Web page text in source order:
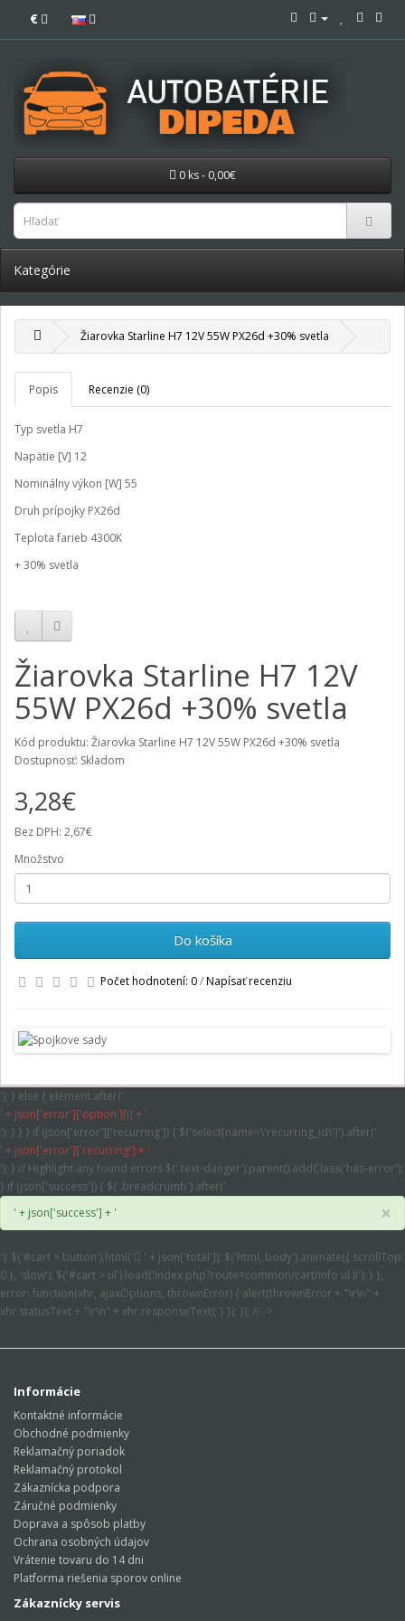
€
0 ks - 0,00€
Kategórie
Žiarovka Starline H7 12V 55W PX26d +30% svetla
Popis Recenzie (0)
Typ svetla H7
Napätie [V] 12
Nominálny výkon [W] 55
Druh prípojky PX26d
Teplota farieb 4300K
+ 30% svetla
Žiarovka Starline H7 12V
55W PX26d +30% svetla
Kód produktu: Žiarovka Starline H7 12V 55W PX26d +30% svetla
Dostupnosť: Skladom
3,28€
Bez DPH: 2,67€
Množstvo
Do košíka
Počet hodnotení: 0/Napísať recenziu
'); } else { element.after('
' + json['error']['option'][i] + '
'); } } } if (json['error']['recurring']) { $('select[name=\'recurring_id\']').after('
' + json['error']['recurring'] + '
'); } // Highlight any found errors $('.text-danger').parent().addClass('has-error');
} if (json['success']) { $('.breadcrumb').after('
' + json['success'] + '
×
'); $('#cart > button').html('
' + json['total']); $('html, body').animate({ scrollTop:
0 }, 'slow'); $('#cart > ul').load('index.php?route=common/cart/info ul li'); } },
error: function(xhr, ajaxOptions, thrownError) { alert(thrownError + "\r\n" +
xhr.statusText + "\r\n" + xhr.responseText); } }); }); //-->
Informácie
Kontaktné informácie
Obchodné podmienky
Reklamačný poriadok
Reklamačný protokol
Zákaznícka podpora
Záručné podmienky
Doprava a spôsob platby
Ochrana osobných údajov
Vrátenie tovaru do 14 dni
Platforma riešenia sporov online
Zákaznícky servis